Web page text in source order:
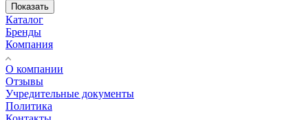
Показать
Каталог
Бренды
Компания
О компании
Отзывы
Учредительные документы
Политика